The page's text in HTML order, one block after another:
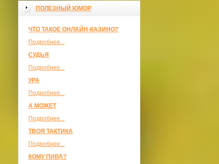
ПОЛЕЗНЫЙ ЮМОР
ЧТО ТАКОЕ ОНЛАЙН-КАЗИНО?
Подробнее...
СУДЬЯ
Подробнее...
УРА
Подробнее...
А МОЖЕТ
Подробнее...
ТВОЯ ТАКТИКА
Подробнее...
КОМУ ПИВА?